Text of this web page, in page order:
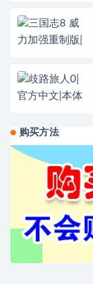
购买方法